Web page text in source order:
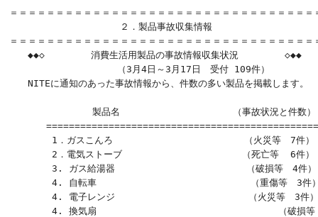
＝＝＝＝＝＝＝＝＝＝＝＝＝＝＝＝＝＝＝＝＝＝＝＝＝＝＝＝＝＝＝＝＝
２．製品事故収集情
＝＝＝＝＝＝＝＝＝＝＝＝＝＝＝＝＝＝＝＝＝＝＝＝＝＝＝＝＝＝＝＝＝
◆◆◇　　　　　消費生活用製品の事故情報収集状況　　　　　◇◆◆
                   （3月4日～3月17日　受付 109件）
NITEに通知のあった事故情報から、件数の多い製品を掲載します。
製品名　　　　　　　　　　　  （事故状況と件数）
1．ガスこんろ　　　　　　　　　　　　　  （火災等　7件）
2．電気ストーブ　　　　　　　　　　　　　（死亡等  6件）
3. ガス給湯器 　　　　　　　　　　　　 　（破損等　4件）
4. 自転車　　　　　　　　　　　　　      （重傷等　3件
4. 電子レンジ　　　　　　　　　　　　    （火災等　3件
4. 換気扇                                （破損等　